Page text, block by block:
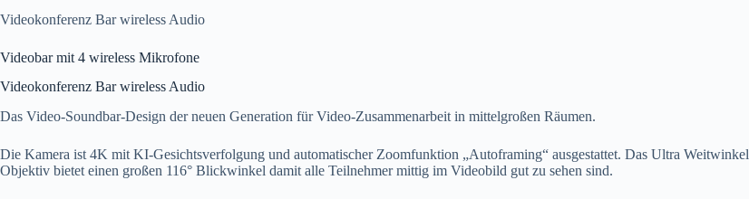
Videokonferenz Bar wireless Audio
Videobar mit 4 wireless Mikrofone
Videokonferenz Bar wireless Audio
Das Video-Soundbar-Design der neuen Generation für Video-Zusammenarbeit in mittelgroßen Räumen.
Die Kamera ist 4K mit KI-Gesichtsverfolgung und automatischer Zoomfunktion „Autoframing“ ausgestattet. Das Ultra Weitwinkel
Objektiv bietet einen großen 116° Blickwinkel damit alle Teilnehmer mittig im Videobild gut zu sehen sind.